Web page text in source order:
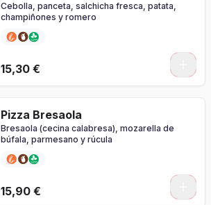
Cebolla, panceta, salchicha fresca, patata,
champiñones y romero
15,30 €
Pizza Bresaola
Bresaola (cecina calabresa), mozarella de
búfala, parmesano y rúcula
15,90 €